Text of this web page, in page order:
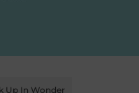
Up In Wonder